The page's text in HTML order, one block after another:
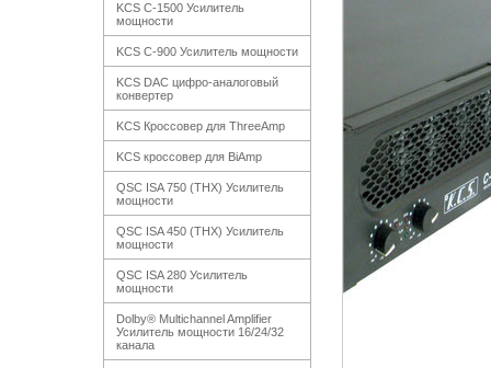
KCS C-1500 Усилитель
мощности
KCS C-900 Усилитель мощности
KCS DAC цифро-аналоговый
конвертер
KCS Кроссовер для ThreeAmp
KCS кроссовер для BiAmp
QSC ISA 750 (THX) Усилитель
мощности
QSC ISA 450 (THX) Усилитель
мощности
QSC ISA 280 Усилитель
мощности
Dolby® Multichannel Amplifier
Усилитель мощности 16/24/32
канала